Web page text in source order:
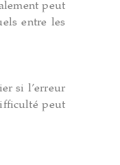
peut
entre les
si l’erreur
peut